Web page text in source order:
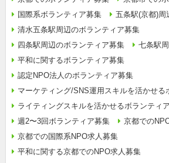
国際系ボランティア募集
五条駅(京都)周
清水五条駅周辺のボランティア募集
四条駅周辺のボランティア募集
七条駅
平和に関するボランティア募集
認定NPO法人のボランティア募集
マーケティング/SNS運用スキルを活かせる
ライティングスキルを活かせるボランティ
週2〜3回ボランティア募集
京都での
京都での国際系NPO求人募集
平和に関する京都でのNPO求人募集